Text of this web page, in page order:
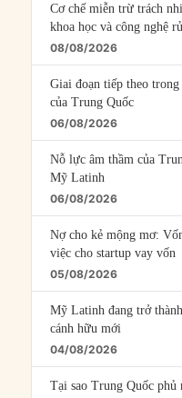
Cơ chế miễn trừ trách
khoa học và công nghệ
08/08/2026
Giai đoạn tiếp theo
của Trung Quốc
06/08/2026
Nỗ lực âm thầm của
Mỹ Latinh
06/08/2026
Nợ cho kẻ mộng mơ:
việc cho startup vay vốn
05/08/2026
Mỹ Latinh đang trở
cánh hữu mới
04/08/2026
Tại sao Trung Quốc